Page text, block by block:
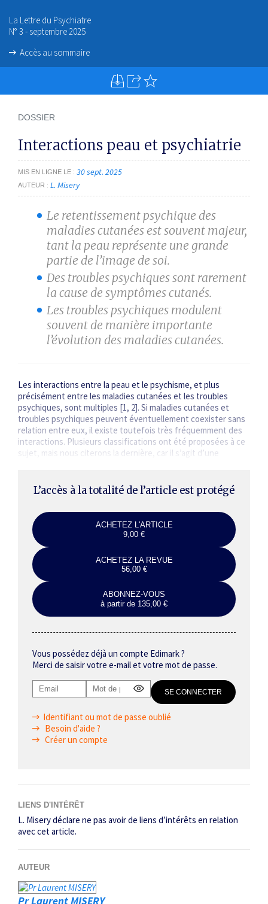
La Lettre du Psychiatre
N° 3 - septembre 2025
Accès au sommaire
DOSSIER
Interactions peau et psychiatrie
MIS EN LIGNE LE 30 sept. 2025
AUTEUR L. Misery
Le retentissement psychique des
maladies cutanées est souvent majeur,
tant la peau représente une grande
partie de l’image de soi.
Des troubles psychiques sont rarement
la cause de symptômes cutanés.
Les troubles psychiques modulent
souvent de manière importante
l’évolution des maladies cutanées.
Les interactions entre la peau et le psychisme, et plus
précisément entre les maladies cutanées et les troubles
psychiques, sont multiples [1, 2]. Si maladies cutanées et
troubles psychiques peuvent éventuellement coexister sans
relation entre eux, il existe toutefois très fréquemment des
interactions. Plusieurs classifications ont été proposées à ce
sujet, mais nous citerons la dernière, car il s’agit d’une
L’accès à la totalité de l’article est protégé
ACHETEZ L'ARTICLE
9,00 €
ACHETEZ LA REVUE
56,00 €
ABONNEZ-VOUS
à partir de 135,00 €
Vous possédez déjà un compte Edimark ?
Merci de saisir votre e-mail et votre mot de passe.
Identifiant ou mot de passe oublié
Besoin d'aide ?
Créer un compte
LIENS D'INTÉRÊT
L. Misery déclare ne pas avoir de liens d’intérêts en relation
avec cet article.
AUTEUR
Pr Laurent MISERY